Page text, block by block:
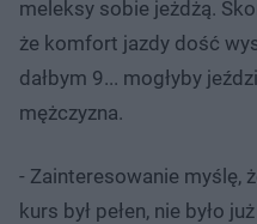
meleksy sobie jeżdżą.
że komfort jazdy dość
dałbym 9... mogłyby
mężczyzna.
- Zainteresowanie myślę,
kurs był pełen, nie było